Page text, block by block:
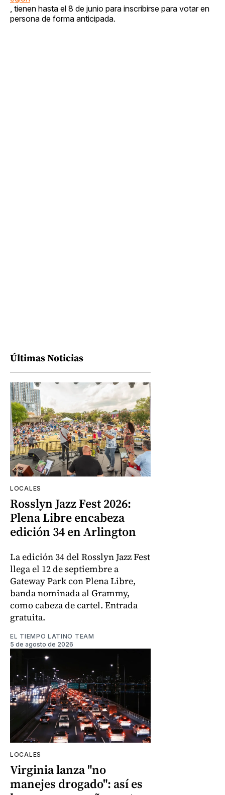
, tienen hasta el 8 de junio para inscribirse para votar en
persona de forma anticipada.
Últimas Noticias
LOCALES
Rosslyn Jazz Fest 2026:
Plena Libre encabeza
edición 34 en Arlington
La edición 34 del Rosslyn Jazz Fest
llega el 12 de septiembre a
Gateway Park con Plena Libre,
banda nominada al Grammy,
como cabeza de cartel. Entrada
gratuita.
EL TIEMPO LATINO TEAM
5 de agosto de 2026
LOCALES
Virginia lanza "no
manejes drogado": así es